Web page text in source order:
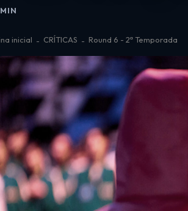
inicial CRÍTICAS Round 6 - 2ª Temporada